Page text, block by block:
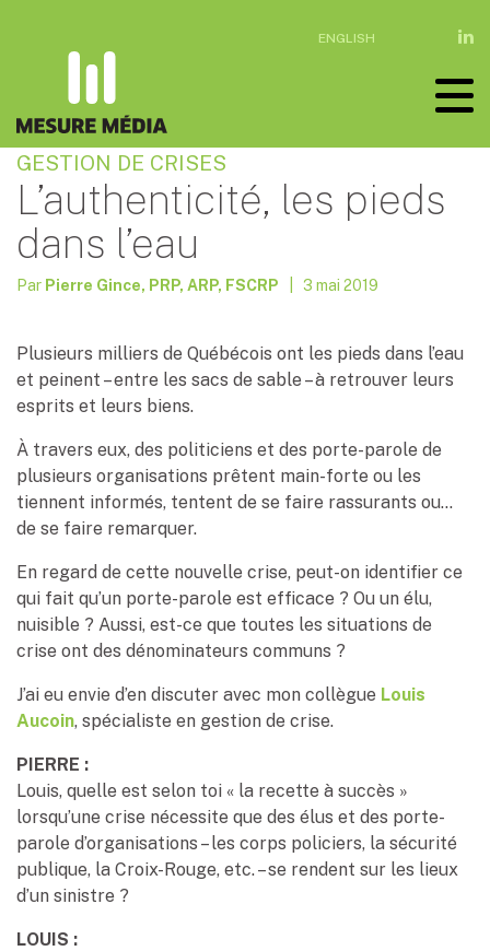
ENGLISH
GESTION DE CRISES
L’authenticité, les pieds
dans l’eau
Par Pierre Gince, PRP, ARP, FSCRP | 3 mai 2019
Plusieurs milliers de Québécois ont les pieds dans l’eau
et peinent – entre les sacs de sable – à retrouver leurs
esprits et leurs biens.
À travers eux, des politiciens et des porte-parole de
plusieurs organisations prêtent main-forte ou les
tiennent informés, tentent de se faire rassurants ou…
de se faire remarquer.
En regard de cette nouvelle crise, peut-on identifier ce
qui fait qu’un porte-parole est efficace ? Ou un élu,
nuisible ? Aussi, est-ce que toutes les situations de
crise ont des dénominateurs communs ?
J’ai eu envie d’en discuter avec mon collègue Louis
Aucoin, spécialiste en gestion de crise.
PIERRE :
Louis, quelle est selon toi « la recette à succès »
lorsqu’une crise nécessite que des élus et des porte-
parole d’organisations – les corps policiers, la sécurité
publique, la Croix-Rouge, etc. – se rendent sur les lieux
d’un sinistre ?
LOUIS :